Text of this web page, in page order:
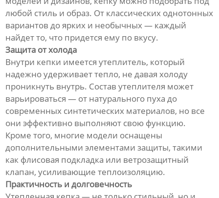
любой стиль и образ. От классических однотонных
вариантов до ярких и необычных — каждый
найдет то, что придется ему по вкусу.
Защита от холода
Внутри кепки имеется утеплитель, который
надежно удерживает тепло, не давая холоду
проникнуть внутрь. Состав утеплителя может
варьироваться — от натурального пуха до
современных синтетических материалов, но все
они эффективно выполняют свою функцию.
Кроме того, многие модели оснащены
дополнительными элементами защиты, такими
как флисовая подкладка или ветрозащитный
клапан, усиливающие теплоизоляцию.
Практичность и долговечность